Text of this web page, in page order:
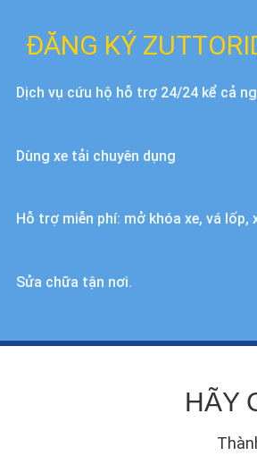
ĐĂNG KÝ
Dịch vụ cứu hộ hỗ trợ 24/24 kể cả
Dùng xe tải chuyên dụng
Hỗ trợ miễn phí: mở khóa xe, vá lốp,
Sửa chữa tận nơi.
HÃY